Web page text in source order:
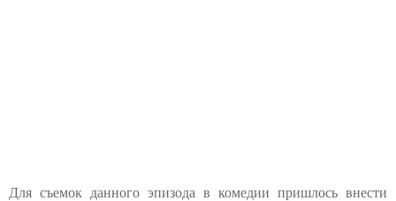
Для съемок данного эпизода в комедии пришлось внести